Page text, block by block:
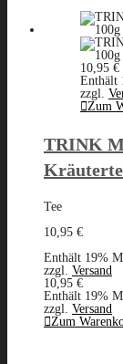
10,95 €
Enthält
zzgl.
Zum
TRINK
Tee
10,95 €
Enthält 19%
zzgl. Versand
10,95 €
Enthält 19%
zzgl. Versand
Zum